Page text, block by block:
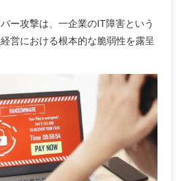
ー攻撃は、一企業のIT障害という
営における根本的な脆弱性を露呈